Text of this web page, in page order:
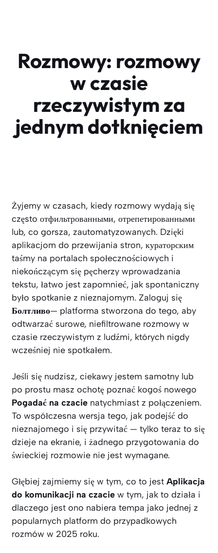
Rozmowy: rozmowy
w czasie
rzeczywistym za
jednym dotknięciem
Żyjemy w czasach, kiedy rozmowy wydają się
często отфильтрованными, отрепетированными
lub, co gorsza, zautomatyzowanych. Dzięki
aplikacjom do przewijania stron, кураторским
taśmy na portalach społecznościowych i
niekończącym się pęcherzy wprowadzania
tekstu, łatwo jest zapomnieć, jak spontaniczny
było spotkanie z nieznajomym. Zaloguj się
Болтливо— platforma stworzona do tego, aby
odtwarzać surowe, niefiltrowane rozmowy w
czasie rzeczywistym z ludźmi, których nigdy
wcześniej nie spotkałem.
Jeśli się nudzisz, ciekawy jestem samotny lub
po prostu masz ochotę poznać kogoś nowego
Pogadać na czacie natychmiast z połączeniem.
To współczesna wersja tego, jak podejść do
nieznajomego i się przywitać — tylko teraz to się
dzieje na ekranie, i żadnego przygotowania do
świeckiej rozmowie nie jest wymagane.
Głębiej zajmiemy się w tym, co to jest Aplikacja
do komunikacji na czacie w tym, jak to działa i
dlaczego jest ono nabiera tempa jako jednej z
popularnych platform do przypadkowych
rozmów w 2025 roku.